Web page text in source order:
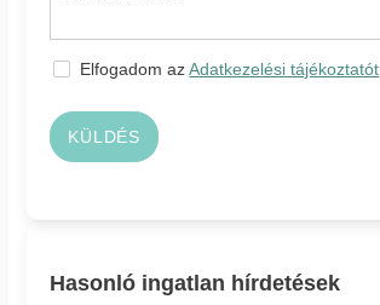
Elfogadom azAdatkezelési tájékoztatót
KÜLDÉS
Hasonló ingatlan hírdetések